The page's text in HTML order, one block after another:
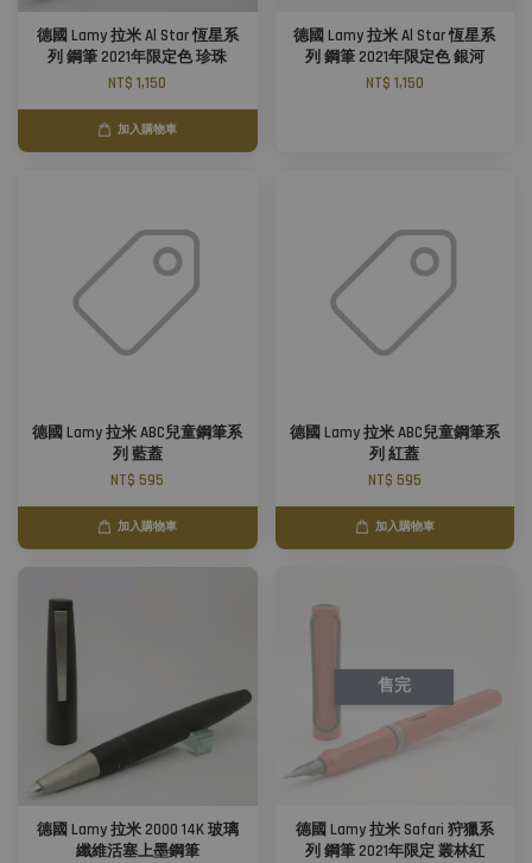
德國 Lamy 拉米 Al Star 恆星系
列 鋼筆 2021年限定色 珍珠
NT$ 1,150
加入購物車
德國 Lamy 拉米 Al Star 恆星系
列 鋼筆 2021年限定色 銀河
NT$ 1,150
德國 Lamy 拉米 ABC兒童鋼筆系
列 藍蓋
NT$ 595
加入購物車
德國 Lamy 拉米 ABC兒童鋼筆系
列 紅蓋
NT$ 595
加入購物車
德國 Lamy 拉米 2000 14K 玻璃
纖維活塞上墨鋼筆
售完
德國 Lamy 拉米 Safari 狩獵系
列 鋼筆 2021年限定 叢林紅